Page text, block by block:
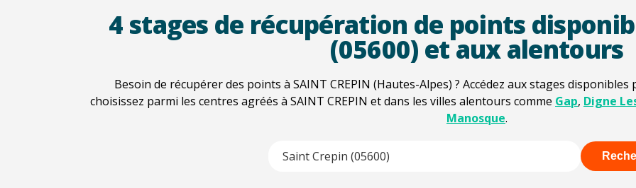
Récupération
Suspension du
Invalidation du
Retrait du
Lettre 48SI :
Autres types
Tout savoir sur
Barème des
Contraventions
Délits routiers :
Payer une
Contester une
Formation
Formation
Formation éco-
4 stages de récupération de points
(05600) et aux alentours
Besoin de récupérer des points à SAINT CREPIN (Hautes-Alpes) ? Accédez aux stages
choisissez parmi les centres agréés à SAINT CREPIN et dans les villes alentours comme Gap, Digne
Manosque.